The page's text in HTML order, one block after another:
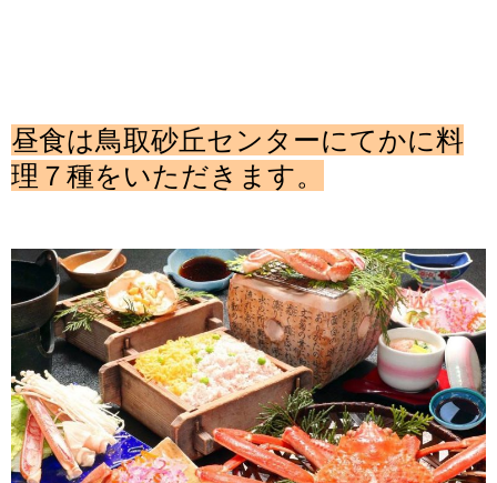
昼食は鳥取砂丘センターにてかに料
理７種をいただきます。